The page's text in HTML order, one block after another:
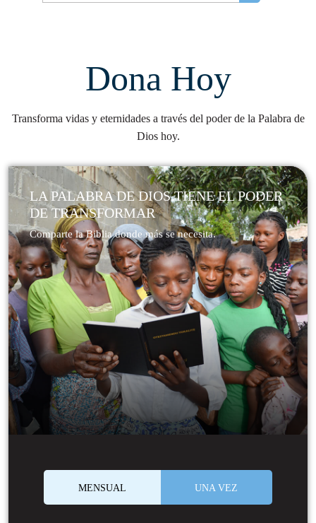
Dona Hoy
Transforma vidas y eternidades a través del poder de la Palabra de
Dios hoy.
LA PALABRA DE DIOS TIENE EL PODER
DE TRANSFORMAR​
Comparte la Biblia donde más se necesita.
MENSUAL UNA VEZ